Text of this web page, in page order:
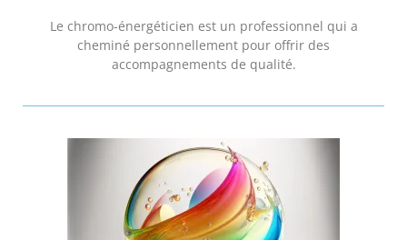
Le chromo-énergéticien est un professionnel qui a
cheminé personnellement pour offrir des
accompagnements de qualité.